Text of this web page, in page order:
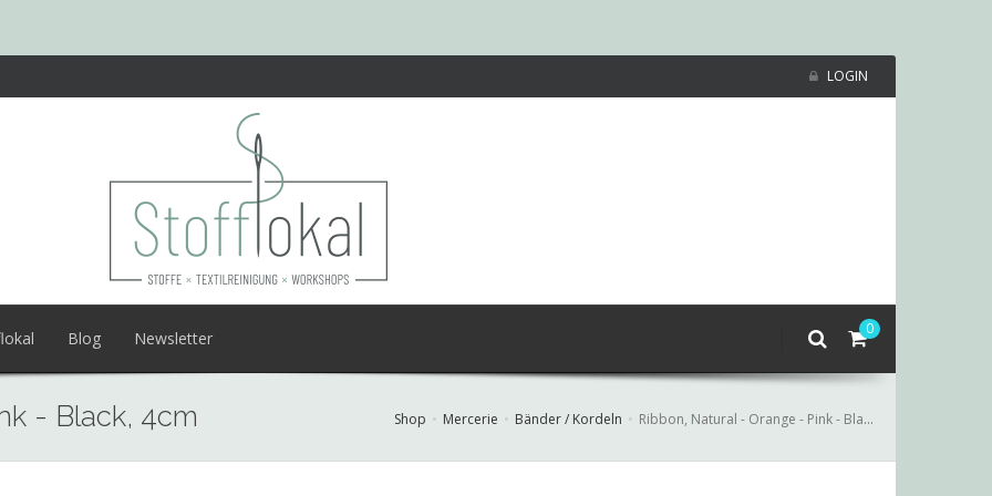
LOGIN
0
Blog Newsletter
- Black, 4cm Shop Mercerie Bänder / Kordeln Ribbon, Natural - Orange - Pink - Black, 4cm